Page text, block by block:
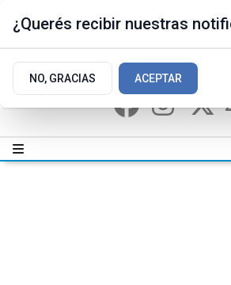
¿Querés recibir nuestras
NO, GRACIAS ACEPTAR